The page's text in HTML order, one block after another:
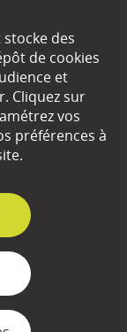
des
de cookies
et
Cliquez sur
vos
préférences à